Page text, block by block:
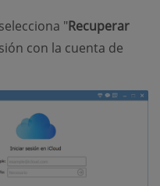
"Recuperar
con la cuenta de